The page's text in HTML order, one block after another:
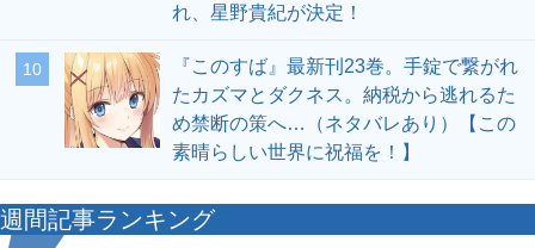
れ、星野貴紀が決定！
10
『このすば』最新刊23巻。手錠で繋がれ
たカズマとダクネス。納税から逃れるた
め禁断の策へ…（ネタバレあり）【この
素晴らしい世界に祝福を！】
週間記事ランキング